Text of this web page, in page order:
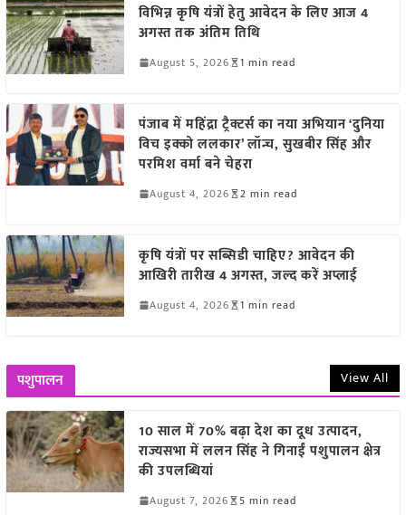
विभिन्न कृषि यंत्रों हेतु आवेदन के लिए आज 4
अगस्त तक अंतिम तिथि
August 5, 2026 1 min read
पंजाब में महिंद्रा ट्रैक्टर्स का नया अभियान ‘दुनिया
विच इक्को ललकार’ लॉन्च, सुखबीर सिंह और
परमिश वर्मा बने चेहरा
August 4, 2026 2 min read
कृषि यंत्रों पर सब्सिडी चाहिए? आवेदन की
आखिरी तारीख 4 अगस्त, जल्द करें अप्लाई
August 4, 2026 1 min read
पशुपालन View All
10 साल में 70% बढ़ा देश का दूध उत्पादन,
राज्यसभा में ललन सिंह ने गिनाईं पशुपालन क्षेत्र
की उपलब्धियां
August 7, 2026 5 min read